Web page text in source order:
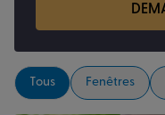
Tous Fenêtres